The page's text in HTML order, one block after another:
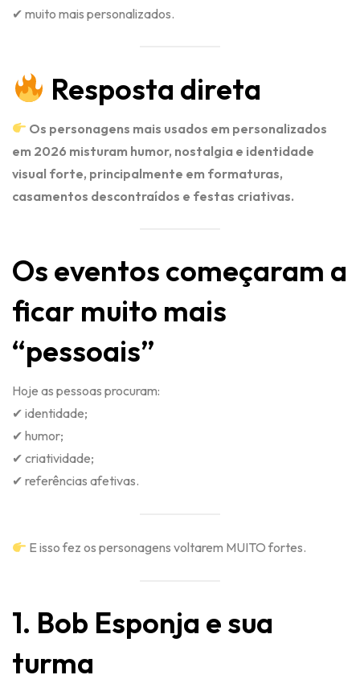
✔ muito mais personalizados.
Resposta direta
Os personagens mais usados em personalizados
em 2026 misturam humor, nostalgia e identidade
visual forte, principalmente em formaturas,
casamentos descontraídos e festas criativas.
Os eventos começaram a
ficar muito mais
“pessoais”
Hoje as pessoas procuram:
✔ identidade;
✔ humor;
✔ criatividade;
✔ referências afetivas.
E isso fez os personagens voltarem MUITO fortes.
1. Bob Esponja e sua
turma